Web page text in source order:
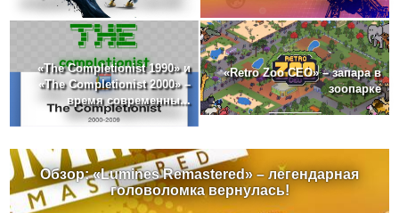
«The Completionist 1990» и
«The Completionist 2000» –
время современны...
«Retro Zoo CEO» – запара в
зоопарке
Обзор: «Lumines Remastered» – легендарная
головоломка вернулась!